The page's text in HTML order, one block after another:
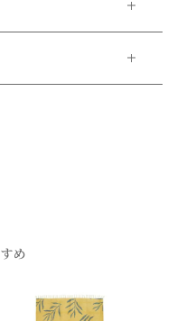
買い上げで
ることがございます。
換気十分に行って下さ
産工程上、下記の性質
ございます。
め